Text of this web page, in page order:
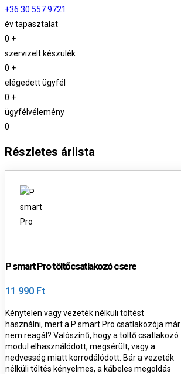
+36 30 557 9721
év tapasztalat
0 +
szervizelt készülék
0 +
elégedett ügyfél
0 +
ügyfélvélemény
0
Részletes árlista
P smart Pro töltőcsatlakozó csere
11 990 Ft
Kénytelen vagy vezeték nélküli töltést
használni, mert a P smart Pro csatlakozója már
nem reagál? Valószínű, hogy a töltő csatlakozó
modul elhasználódott, megsérült, vagy a
nedvesség miatt korrodálódott Bár a vezeték
nélküli töltés kényelmes, a kábeles megoldás